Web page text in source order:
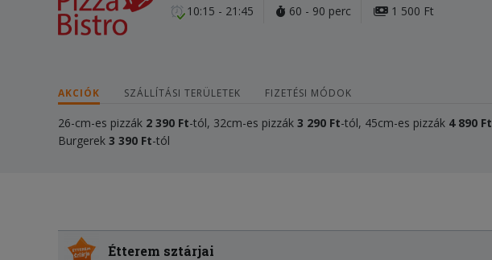
10:15 - 21:45 60 - 90 perc 1 500 Ft
AKCIÓK SZÁLLÍTÁSI TERÜLETEK FIZETÉSI MÓDOK
26-cm-es pizzák 2 390 Ft-tól, 32cm-es pizzák 3 290 Ft-tól, 45cm-es pizzák 4 890 Ft
Burgerek 3 390 Ft-tól
Étterem sztárjai